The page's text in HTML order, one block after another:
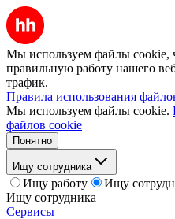
Мы используем файлы cookie,
правильную работу нашего
трафик.
Правила использования
Мы используем файлы cookie.
файлов cookie
Понятно
Ищу сотрудника
Ищу работу
Ищу
Ищу сотрудника
Сервисы